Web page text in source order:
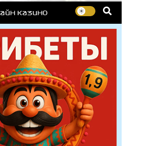
казино